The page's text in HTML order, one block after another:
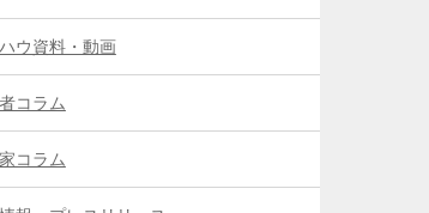
ハウ資料・動画
コラム
コラム